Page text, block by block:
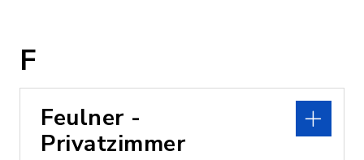
F
Feulner -
Privatzimmer